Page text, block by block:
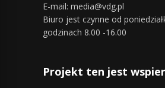
E-mail: media@vdg.pl
Biuro jest czynne od
godzinach 8.00 -16.00
Projekt ten jest